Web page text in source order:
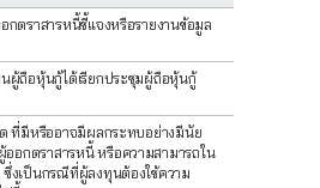
กตราสารหนี้ชี้แจงหรือรายงานข้อมูล
ถือหุ้นกู้ได้เรียกประชุมผู้ถือหุ้นกู้
ที่มีหรืออาจมีผลกระทบอย่างมีนัย
อกตราสารหนี้ หรือความสามารถใน
ซึ่งเป็นกรณีที่ผู้ลงทุนต้องใช้ความ